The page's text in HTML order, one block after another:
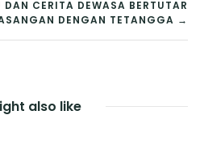
DAN CERITA DEWASA BERTUTAR
DENGAN TETANGGA →
also like